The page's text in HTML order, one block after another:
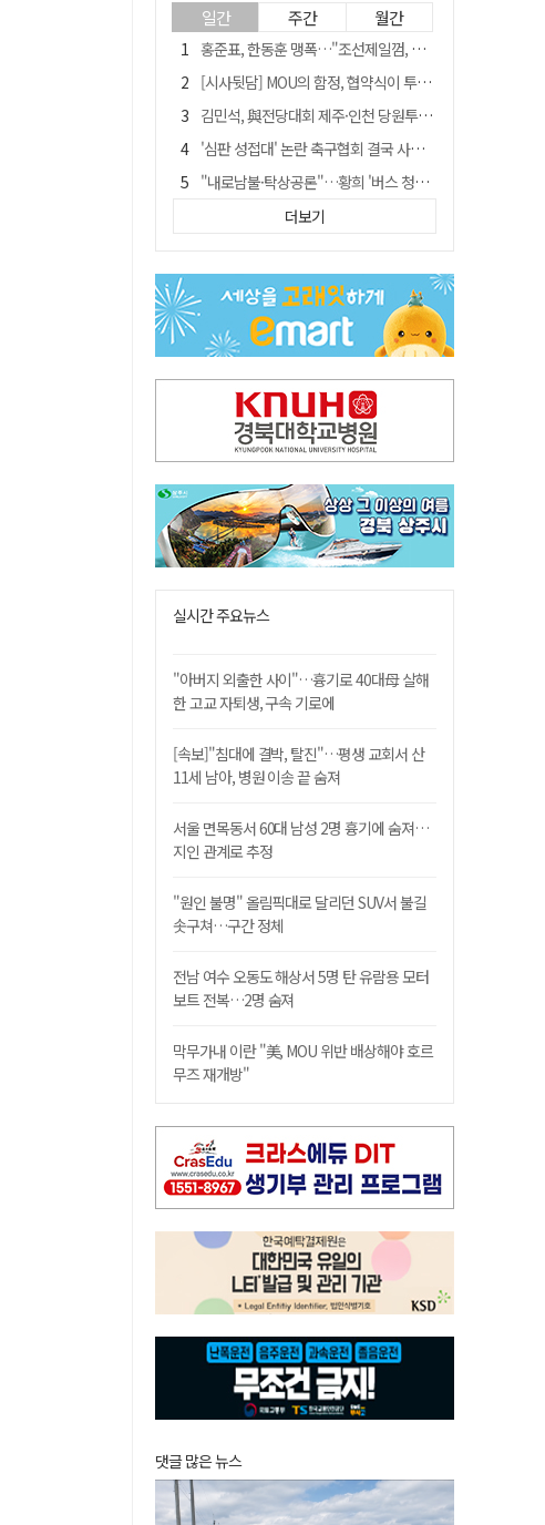
일간 주간 월간
홍준표, 한동훈 맹폭…"조선제일껌, 권력에 살고 권력에 죽었다"
[시사뒷담] MOU의 함정, 협약식이 투자 확정은 아니긴 해
김민석, 與전당대회 제주·인천 당원투표서 승리…누적 득표는 '초박빙'
'심판 성접대' 논란 축구협회 결국 사과…"깊이 반성, 쇄신하겠다"
"내로남불·탁상공론"…황희 '버스 청년주택' 제안에 與 내부서도 쓴소리
"경로당 통장에 비밀번호가 적혀 있다"…전국 돌며 경로당 13곳 턴 30대 구속
예안향교 대성전, '국가지정 보물로 지정'
휠체어 환자 발로 밀어 숨지게 한 70대 간병인…2심도 집행유예
박권현 청도군수, 국무총리에 "청도 물 공급 최대 3만t 늘려달라"
더보기
실시간 주요뉴스
"아버지 외출한 사이"…흉기로 40대母 살해
한 고교 자퇴생, 구속 기로에
[속보]"침대에 결박, 탈진"…평생 교회서 산
11세 남아, 병원 이송 끝 숨져
서울 면목동서 60대 남성 2명 흉기에 숨져…
지인 관계로 추정
"원인 불명" 올림픽대로 달리던 SUV서 불길
솟구쳐…구간 정체
전남 여수 오동도 해상서 5명 탄 유람용 모터
보트 전복…2명 숨져
막무가내 이란 "美, MOU 위반 배상해야 호르
무즈 재개방"
댓글 많은 뉴스